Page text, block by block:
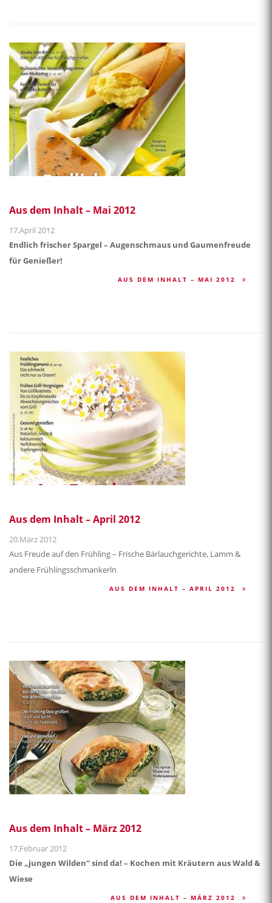
Aus dem Inhalt – Mai 2012
17.April 2012
Endlich frischer Spargel – Augenschmaus und Gaumenfreude
für Genießer!
AUS DEM INHALT – MAI 2012
Aus dem Inhalt – April 2012
20.März 2012
Aus Freude auf den Frühling – Frische Bärlauchgerichte, Lamm &
andere Frühlingsschmankerln
AUS DEM INHALT – APRIL 2012
Aus dem Inhalt – März 2012
17.Februar 2012
Die „jungen Wilden“ sind da! – Kochen mit Kräutern aus Wald &
Wiese
AUS DEM INHALT – MÄRZ 2012